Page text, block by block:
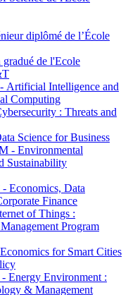
diplômé de l’École
de l'Ecole
Artificial Intelligence and
Computing
: Threats and
Science for Business
- Environmental
Sustainability
Economics, Data
Finance
of Things :
Program
for Smart Cities
Energy Environment :
& Management